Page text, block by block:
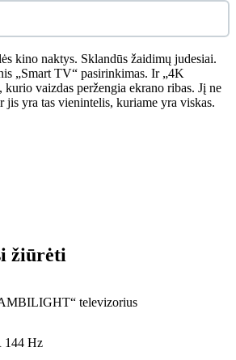
kino naktys. Sklandūs žaidimų judesiai.
„Smart TV“ pasirinkimas. Ir „4K
vaizdas peržengia ekrano ribas. Jį ne
jis yra tas vienintelis, kuriame yra viskas.
žiūrėti
televizorius
144 Hz